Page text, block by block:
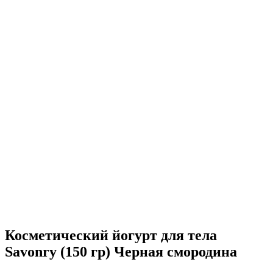
Косметический йогурт для тела
Savonry (150 гр) Черная смородина